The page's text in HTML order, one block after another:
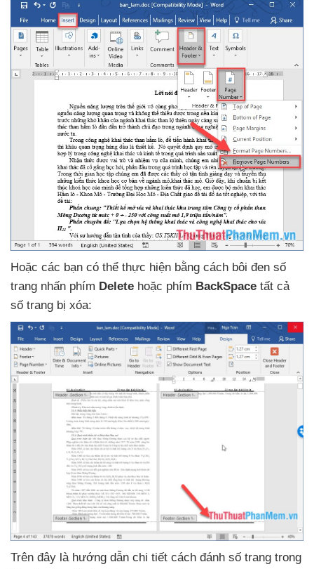
Hoặc các bạn có thể thực hiện bằng cách bôi đen số
trang nhấn phím Delete hoặc phím BackSpace tất cả
số trang bị xóa:
Trên đây là hướng dẫn chi tiết cách đánh số trang trong